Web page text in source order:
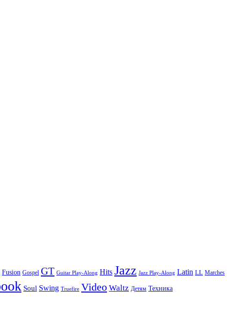
Fusion Gospel GT Guitar Play-Along Hits Jazz Jazz Play-Along Latin LL Marches
Soul Swing Truefire Video Waltz Детям Техника